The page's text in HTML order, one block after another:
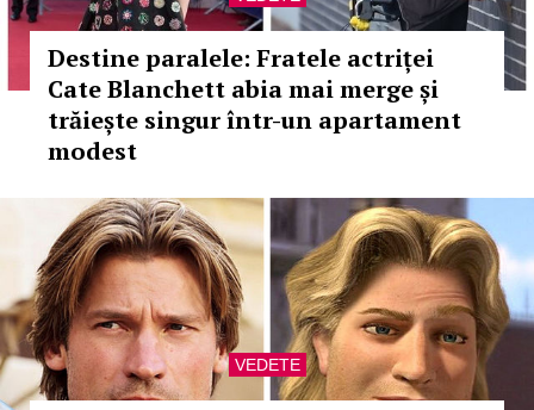
Destine paralele: Fratele actriței
Cate Blanchett abia mai merge și
trăiește singur într-un apartament
modest
VEDETE